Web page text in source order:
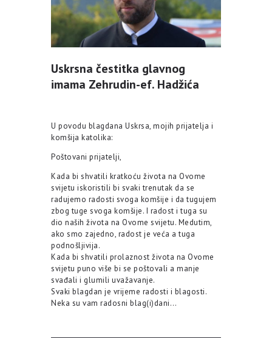
MULTIMEDIJA
KONTAKT
DONACIJE
Uskrsna čestitka glavnog
imama Zehrudin-ef. Hadžića
U povodu blagdana Uskrsa, mojih prijatelja i
komšija katolika:
Poštovani prijatelji,
Kada bi shvatili kratkoću života na Ovome
svijetu iskoristili bi svaki trenutak da se
radujemo radosti svoga komšije i da tugujem
zbog tuge svoga komšije. I radost i tuga su
dio naših života na Ovome svijetu. Medutim,
ako smo zajedno, radost je veća a tuga
podnošljivija.
Kada bi shvatili prolaznost života na Ovome
svijetu puno više bi se poštovali a manje
svađali i glumili uvažavanje.
Svaki blagdan je vrijeme radosti i blagosti.
Neka su vam radosni blag(i)dani…